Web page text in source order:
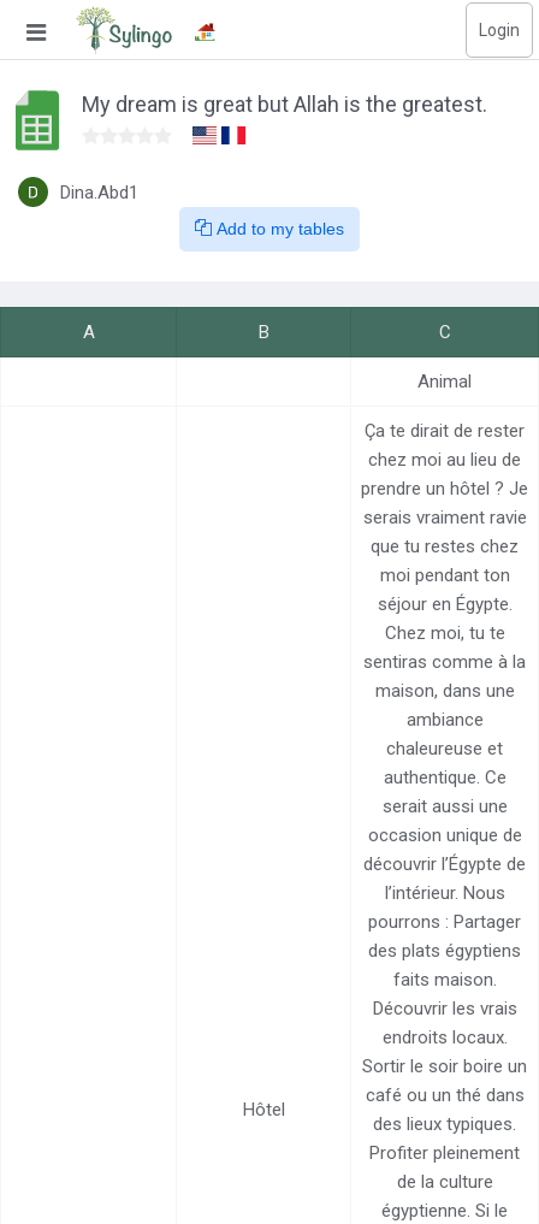
Login
Home
Library
Education images
My dream is great but Allah is the greatest.
Dina.Abd1
Add to my tables
A B C
Animal
Hôtel
Ça te dirait de rester
chez moi au lieu de
prendre un hôtel ? Je
serais vraiment ravie
que tu restes chez
moi pendant ton
séjour en Égypte.
Chez moi, tu te
sentiras comme à la
maison, dans une
ambiance
chaleureuse et
authentique. Ce
serait aussi une
occasion unique de
découvrir l’Égypte de
l’intérieur. Nous
pourrons : Partager
des plats égyptiens
faits maison.
Découvrir les vrais
endroits locaux.
Sortir le soir boire un
café ou un thé dans
des lieux typiques.
Profiter pleinement
de la culture
égyptienne. Si le